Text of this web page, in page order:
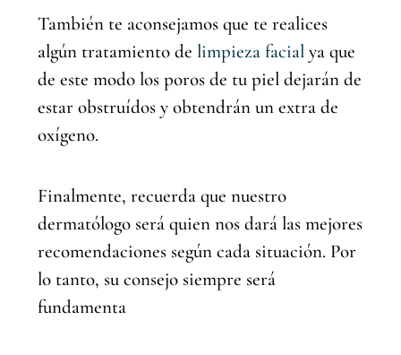
También te aconsejamos que te realices
algún tratamiento de limpieza facial ya que
de este modo los poros de tu piel dejarán de
estar obstruídos y obtendrán un extra de
oxígeno.
Finalmente, recuerda que nuestro
dermatólogo será quien nos dará las mejores
recomendaciones según cada situación. Por
lo tanto, su consejo siempre será
fundamenta